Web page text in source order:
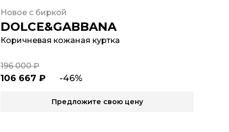
DOLCE&GABBANA
Коричневая кожаная куртка
Новое с биркой
106 667 ₽ -46%
196 000 ₽
Предложите свою цену